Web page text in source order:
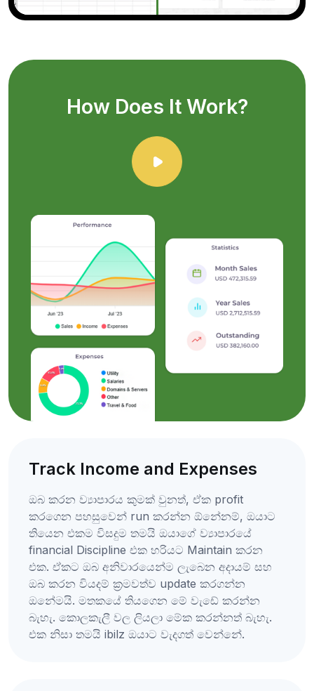
How Does It Work?
Track Income and Expenses
ඔබ කරන ව්‍යාපාරය කුමක් වුනත්, ඒක profit
කරගෙන පහසුවෙන් run කරන්න ඕනේනම්, ඔයාට
තියෙන එකම විසදුම තමයි ඔයාගේ ව්‍යාපාරයේ
financial Discipline එක හරියට Maintain කරන
එක. ඒකට ඔබ අනිවාරයෙන්ම ලැබෙන අදායම් සහ
ඔබ කරන වියදම් ක්‍රමවත්ව update කරගන්න
ඔනේමයි. මතකයේ තියගෙන මේ වැඩේ කරන්න
බැහැ. කොලකැලී වල ලියලා මේක කරන්නත් බැහැ.
එක නිසා තමයි ibilz ඔයාට වැදගත් වෙන්නේ.